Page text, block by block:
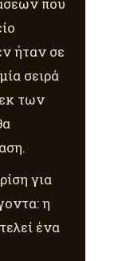
που
ήταν σε
σειρά
των
για
η
ένα